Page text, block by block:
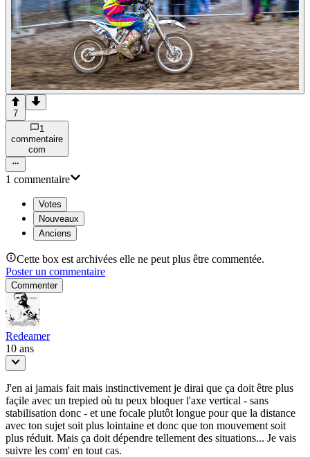
7
1
commentaire
com
1 commentaire
Votes
Nouveaux
Anciens
Cette box est archivées elle ne peut plus être commentée.
Poster un commentaire
Commenter
Redeamer
10 ans
J'en ai jamais fait mais instinctivement je dirai que ça doit être plus
façile avec un trepied où tu peux bloquer l'axe vertical - sans
stabilisation donc - et une focale plutôt longue pour que la distance
avec ton sujet soit plus lointaine et donc que ton mouvement soit
plus réduit. Mais ça doit dépendre tellement des situations... Je vais
suivre les com' en tout cas.